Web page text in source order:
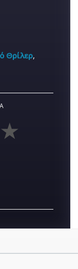
Θρίλερ,